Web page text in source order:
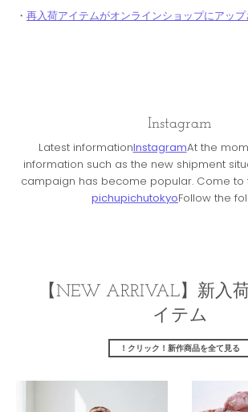
・ 再入荷アイテムがオンラインショップにアップ
Instagram
Latest informationInstagramAt the
information such as the new shipment
campaign has become popular. Come to
pichupichutokyoFollow the
【NEW ARRIVAL】新入
イテム
！クリック！新作商品を全て見る